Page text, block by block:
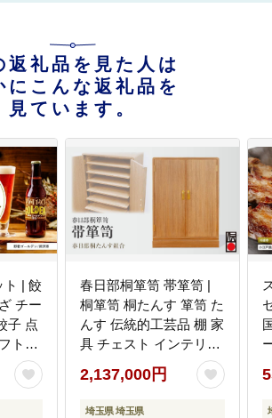
返礼品を見た人は
にこんな返礼品を
見ています。
ト | 餃
チー
子 点
トビ
あて
春日部桐箪笥 帯箪笥 |
桐箪笥 桐たんす 箪笥 た
んす 伝統的工芸品 棚 家
具 チェスト インテリア
春日部桐たんす組合 埼
玉県 埼玉県庁
2,137,000円
埼玉県 埼玉県